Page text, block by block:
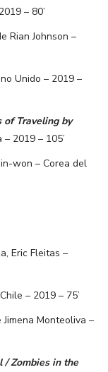
– 80’
Rian Johnson –
Unido – 2019 –
of Traveling by
2019 – 105’
won – Corea del
Eric Fleitas –
– 2019 – 75’
Jimena Monteoliva –
/ Zombies in the